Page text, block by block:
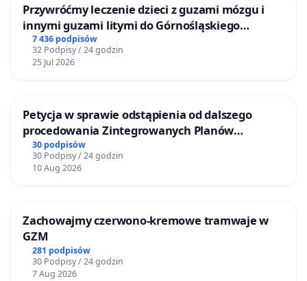
Przywróćmy leczenie dzieci z guzami mózgu i
innymi guzami litymi do Górnośląskiego
Centrum Zdrowia Dziecka w Katowicach
7 436 podpisów
32 Podpisy / 24 godzin
25 Jul 2026
Petycja w sprawie odstąpienia od dalszego
procedowania Zintegrowanych Planów
Inwestycyjnych „Myślenice – Barnasiówka” oraz
„Myślenice – Bukówka”
30 podpisów
30 Podpisy / 24 godzin
10 Aug 2026
Zachowajmy czerwono-kremowe tramwaje w
GZM
281 podpisów
30 Podpisy / 24 godzin
7 Aug 2026